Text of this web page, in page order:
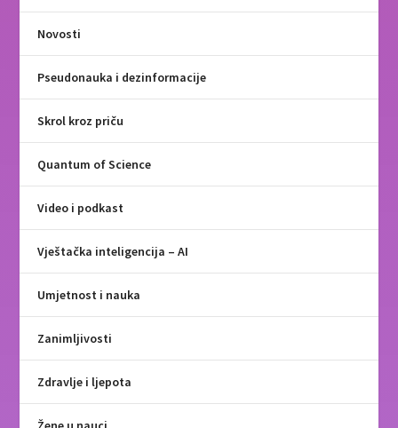
Novosti
Pseudonauka i dezinformacije
Skrol kroz priču
Quantum of Science
Video i podkast
Vještačka inteligencija – AI
Umjetnost i nauka
Zanimljivosti
Zdravlje i ljepota